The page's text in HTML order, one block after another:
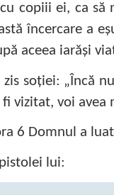
copiii ei, ca să
încercare a
aceea iarăşi
soţiei: „Încă
vizitat, voi
6 Domnul a
lui: